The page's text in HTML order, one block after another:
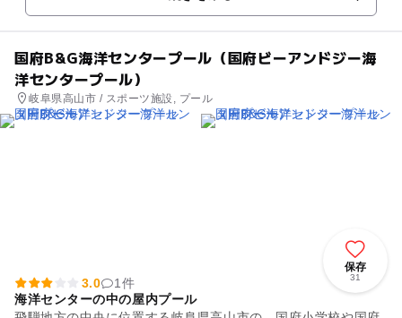
国府B&G海洋センタープール（国府ビーアンドジー海
洋センタープール）
岐阜県高山市 / スポーツ施設, プール
保存
31
3.0
1件
海洋センターの中の屋内プール